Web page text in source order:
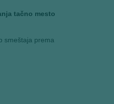
tačno mesto
smeštaja prema